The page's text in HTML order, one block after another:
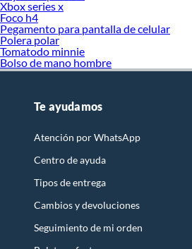
Xbox series x
Foco h4
Pegamento para pantalla de celular
Polera polar
Tomatodo minnie
Bolso de mano hombre
Te ayudamos
Atención por WhatsApp
Centro de ayuda
Tipos de entrega
Cambios y devoluciones
Seguimiento de mi orden